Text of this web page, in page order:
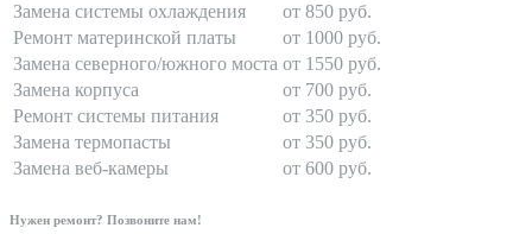
Замена системы охлаждения
от 850 руб.
Ремонт материнской платы
от 1000 руб.
Замена северного/южного моста от 1550 руб.
Замена корпуса
от 700 руб.
Ремонт системы питания
от 350 руб.
Замена термопасты
от 350 руб.
Замена веб-камеры
от 600 руб.
Нужен ремонт? Позвоните нам!